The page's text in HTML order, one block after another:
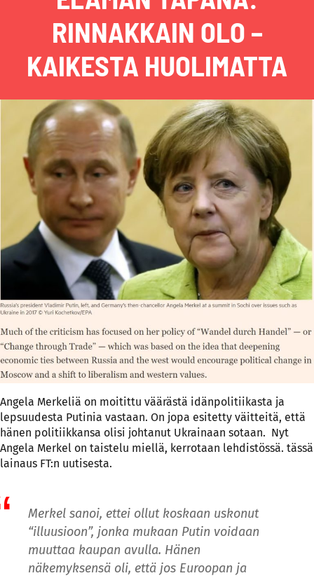
RINNAKKAIN OLO –
KAIKESTA HUOLIMATTA
Angela Merkeliä on moitittu väärästä idänpolitiikasta ja
lepsuudesta Putinia vastaan. On jopa esitetty väitteitä, että
hänen politiikkansa olisi johtanut Ukrainaan sotaan. Nyt
Angela Merkel on taistelu miellä, kerrotaan lehdistössä. tässä
lainaus FT:n uutisesta.
Merkel sanoi, ettei ollut koskaan uskonut
“illuusioon”, jonka mukaan Putin voidaan
muuttaa kaupan avulla. Hänen
näkemyksensä oli, että jos Euroopan ja